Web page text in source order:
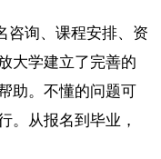
咨询、课程安排、资
大学建立了完善的
助。不懂的问题可
。从报名到毕业，